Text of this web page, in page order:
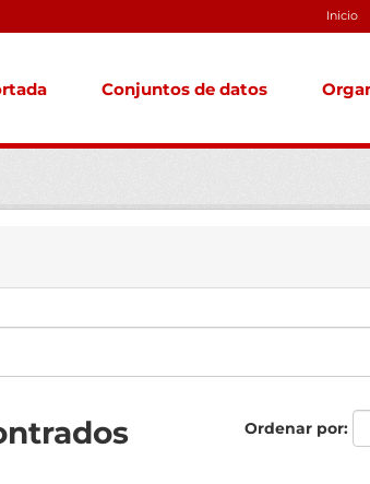
Inicio
Conjuntos de datos
Ordenar por